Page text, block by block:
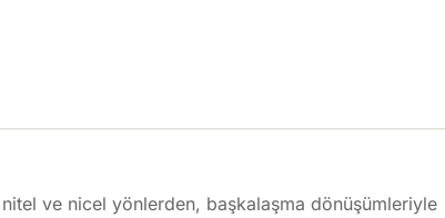
ve nicel yönlerden, başkalaşma dönüşümleriyle